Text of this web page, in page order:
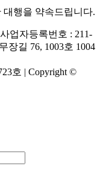
행을 약속드립니다.
업자등록번호 : 211-
장길 76, 1003호 1004
호 | Copyright ©